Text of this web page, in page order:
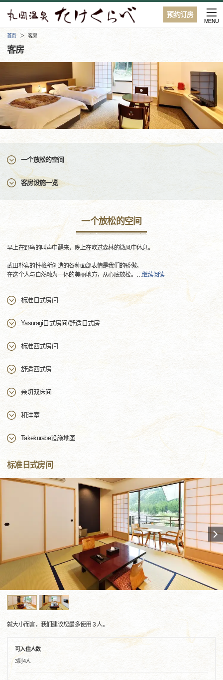
预约订房
MENU
首页 客房
客房
一个放松的空间
客房设施一览
一个放松的空间
早上在野鸟的叫声中醒来，晚上在吹过森林的微风中休息。
武田朴实的性格所创造的各种面部表情是我们的骄傲。
在这个人与自然融为一体的美丽地方，从心底放松。 …继续阅读
标准日式房间
Yasuragi日式房间/舒适日式房
标准西式房间
舒适西式房
亲切双床间
和洋室
Takekurabe设施地图
标准日式房间
就大小而言，我们建议您最多使用 3 人。
可入住人数
3到4人